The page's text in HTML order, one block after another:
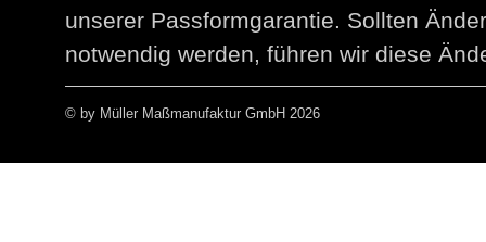
unserer Passformgarantie. Sollten
notwendig werden, führen wir diese
© by Müller Maßmanufaktur GmbH 2026